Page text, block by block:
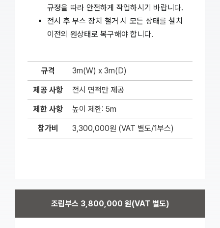
규정을 따라 안전하게 작업하시기 바랍니다.
전시 후 부스 장치 철거 시 모든 상태를 설치
이전의 원상태로 복구해야 합니다.
규격 3m(W) x 3m(D)
제공 사항 전시 면적만 제공
제한 사항 높이 제한: 5m
참가비 3,300,000원 (VAT 별도/1부스)
조립부스 3,800,000 원(VAT 별도)